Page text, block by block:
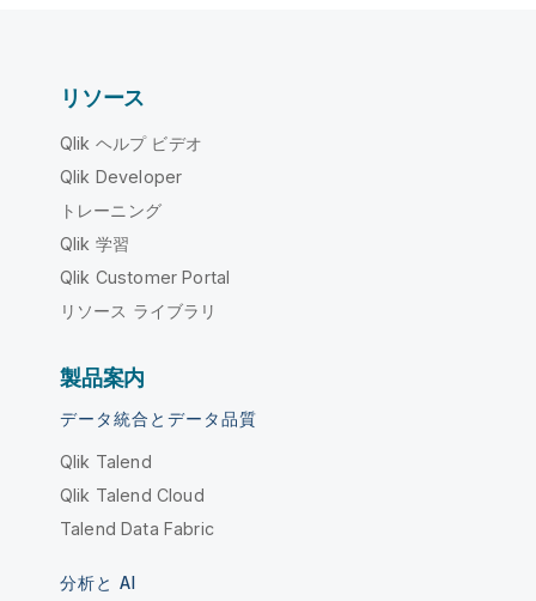
リソース
Qlik ヘルプ ビデオ
Qlik Developer
トレーニング
Qlik 学習
Qlik Customer Portal
リソース ライブラリ
製品案内
データ統合とデータ品質
Qlik Talend
Qlik Talend Cloud
Talend Data Fabric
分析と AI